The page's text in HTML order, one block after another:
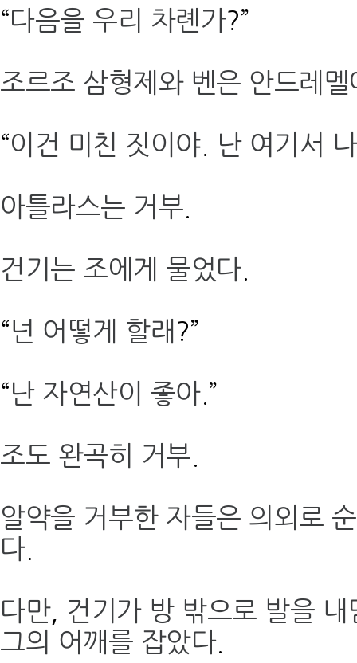
“다음을 우리 차롄가?”
조르조 삼형제와 벤은 안드레
“이건 미친 짓이야. 난 여기서
아틀라스는 거부
건기는 조에게 물었다.
“넌 어떻게 할래 ?”
“난 자연산이 좋아.”
조도 완곡히 거부
알약을 거부한 자들은 의외로
다.
다만, 건기가 방 밖으로 발을
그의 어깨를 잡았다.